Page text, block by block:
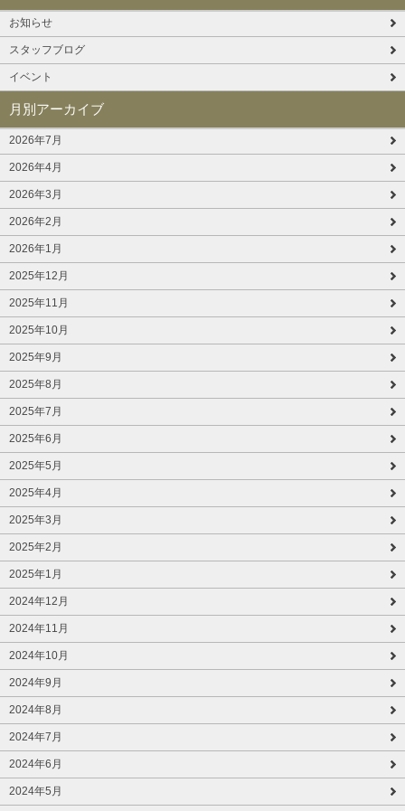
お知らせ
スタッフブログ
イベント
月別アーカイブ
2026年7月
2026年4月
2026年3月
2026年2月
2026年1月
2025年12月
2025年11月
2025年10月
2025年9月
2025年8月
2025年7月
2025年6月
2025年5月
2025年4月
2025年3月
2025年2月
2025年1月
2024年12月
2024年11月
2024年10月
2024年9月
2024年8月
2024年7月
2024年6月
2024年5月